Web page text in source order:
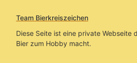
Team Bierkreiszeichen
Diese Seite ist eine private Webseite
Bier zum Hobby macht.